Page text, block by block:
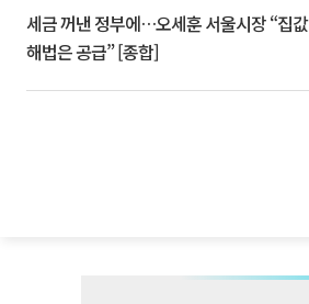
세금 꺼낸 정부에…오세훈 서울시장 “집값
해법은 공급” [종합]